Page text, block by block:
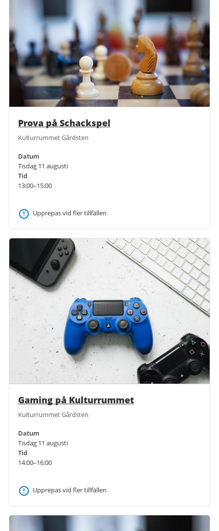
Prova på Schackspel
Kulturrummet Gårdsten
Datum
Tisdag 11 augusti
Tid
13:00–15:00
Upprepas vid fler tillfällen
Gaming på Kulturrummet
Kulturrummet Gårdsten
Datum
Tisdag 11 augusti
Tid
14:00–16:00
Upprepas vid fler tillfällen